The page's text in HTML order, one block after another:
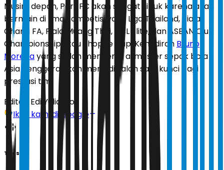
Musim depan, Port FC akan sangat sibuk karena akan
bermain di lima kompetisi yaitu Liga Thailand, Piala
Chang FA, Piala Muang Thai, ACL Elite, dan ASEAN Club
Championship atau Shopee Cup. Kehadiran Bruno
Moreirayang sudah mengenal atmosfer sepak bola
Asia Tenggara akan menjadi salah satu kunci bagi
prestasi tim.
Editor: Edi Yulianto
Ikuti kami di Google
Tags